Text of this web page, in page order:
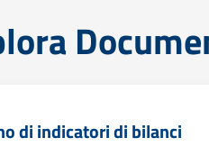
di indicatori di bilanci